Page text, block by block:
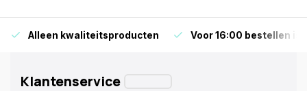
Alleen kwaliteitsproducten Voor 16:00 bestellen is
Klantenservice